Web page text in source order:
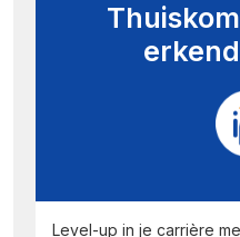
Level-up in je carrière